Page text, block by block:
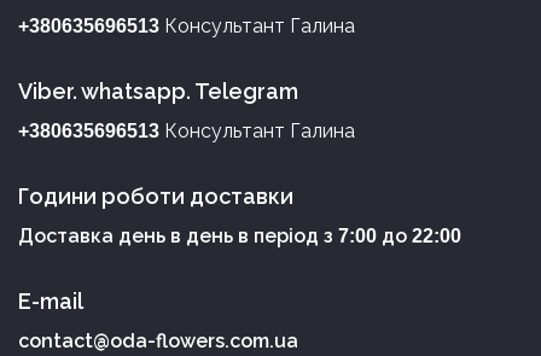
+380635696513 Консультант Галина
Viber. whatsapp. Telegram
+380635696513 Консультант Галина
Години роботи доставки
Доставка день в день в період з 7:00 до 22:00
E-mail
contact@oda-flowers.com.ua